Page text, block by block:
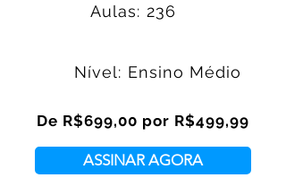
Aulas: 236
Nível: Ensino Médio
De R$699,00 por R$499,99
ASSINAR AGORA